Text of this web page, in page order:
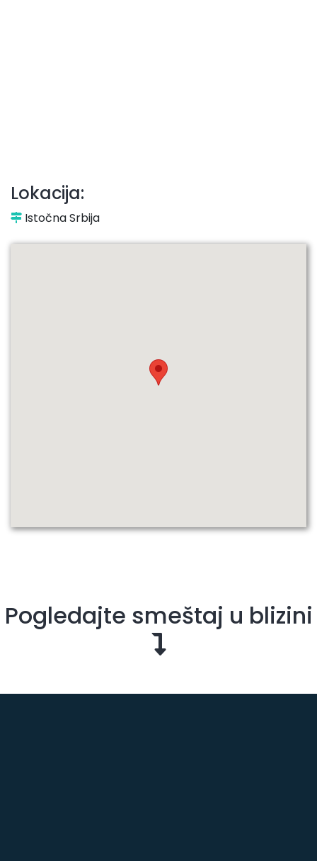
Lokacija:
Istočna Srbija
Pogledajte smeštaj u blizini